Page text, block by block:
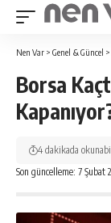
Nen Var > Genel & Güncel >
Borsa
Son güncelleme: 7 Şubat
4 dakikada